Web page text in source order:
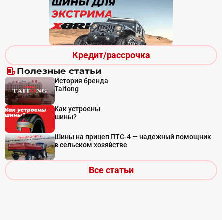
Кредит/рассрочка
Полезные статьи
История бренда
Taitong
Как устроены
шины?
Шины на прицеп ПТС-4 — надежный помощник
в сельском хозяйстве
Все статьи